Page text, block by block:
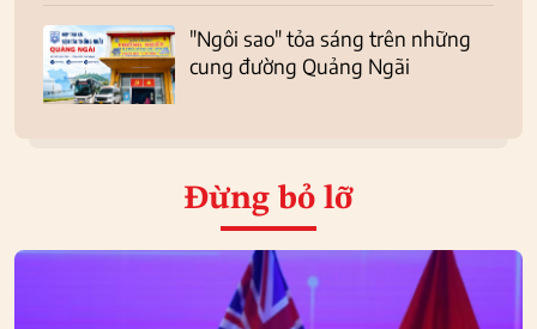
"Ngôi sao" tỏa sáng trên những
cung đường Quảng Ngãi
Đừng bỏ lỡ